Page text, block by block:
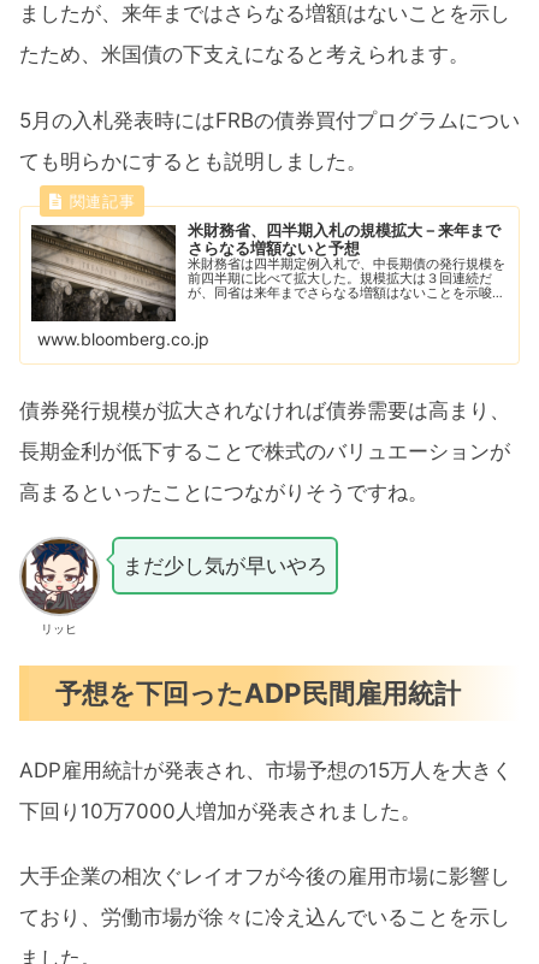
ましたが、来年まではさらなる増額はないことを示し
たため、米国債の下支えになると考えられます。
5月の入札発表時にはFRBの債券買付プログラムについ
ても明らかにするとも説明しました。
米財務省、四半期入札の規模拡大－来年まで
さらなる増額ないと予想
米財務省は四半期定例入札で、中長期債の発行規模を
前四半期に比べて拡大した。規模拡大は３回連続だ
が、同省は来年までさらなる増額はないことを示唆し
www.bloomberg.co.jp
債券発行規模が拡大されなければ債券需要は高まり、
長期金利が低下することで株式のバリュエーションが
高まるといったことにつながりそうですね。
リッヒ
まだ少し気が早いやろ
予想を下回ったADP民間雇用統計
ADP雇用統計が発表され、市場予想の15万人を大きく
下回り10万7000人増加が発表されました。
大手企業の相次ぐレイオフが今後の雇用市場に影響し
ており、労働市場が徐々に冷え込んでいることを示し
ました。